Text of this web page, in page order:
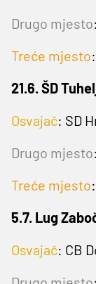
Drugo mjesto:
Treće mjesto
21.6. ŠD
Osvajač: SD
Drugo mjesto:
Treće mjesto
5.7. Lug
Osvajač: CB